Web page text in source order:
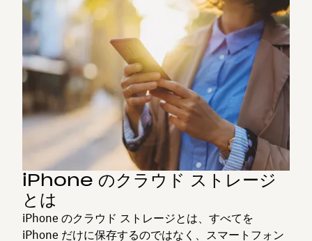
iPhone のクラウド ストレージ
とは
iPhone のクラウド ストレージとは、すべてを
iPhone だけに保存するのではなく、スマートフォン